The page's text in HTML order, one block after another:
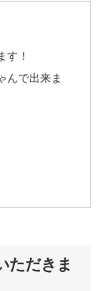
す！
んで出来ま
ただきま